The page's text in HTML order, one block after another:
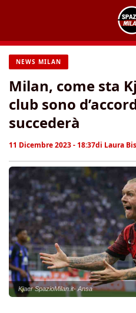
contenuto
NEWS MILAN
Milan, come sta
club sono
succederà
11 Dicembre 2023 - 18:37di Laura
Kjaer SpazioMilan.it- Ansa